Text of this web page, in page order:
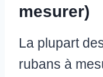
mesurer)
La plupart
rubans à